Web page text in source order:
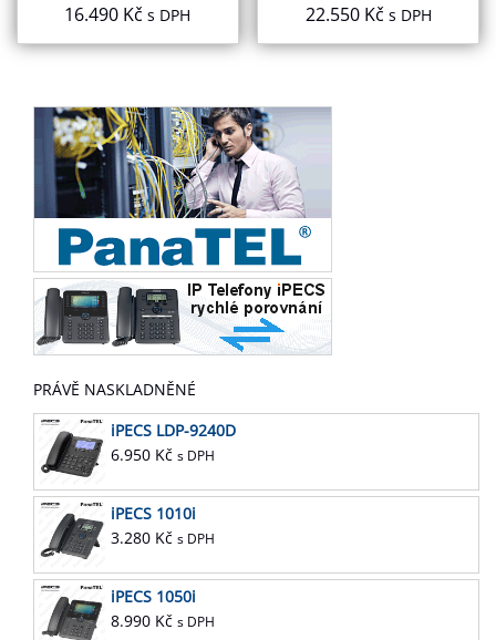
16.490 Kč s DPH 22.550 Kč s DPH
PRÁVĚ NASKLADNĚNÉ
iPECS LDP-9240D
6.950 Kč s DPH
iPECS 1010i
3.280 Kč s DPH
iPECS 1050i
8.990 Kč s DPH